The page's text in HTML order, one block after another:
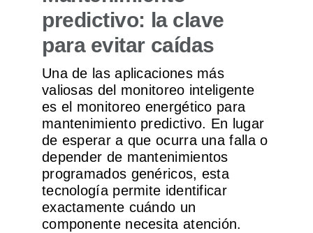
predictivo: la clave
para evitar caídas
Una de las aplicaciones más
valiosas del monitoreo inteligente
es el monitoreo energético para
mantenimiento predictivo. En lugar
de esperar a que ocurra una falla o
depender de mantenimientos
programados genéricos, esta
tecnología permite identificar
exactamente cuándo un
componente necesita atención.